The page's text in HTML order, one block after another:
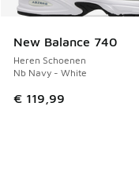
New Balance 740
Heren Schoenen
Nb Navy - White
€ 119,99